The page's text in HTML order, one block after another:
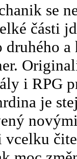
se
části
druhého
i RPG
je
vcelku